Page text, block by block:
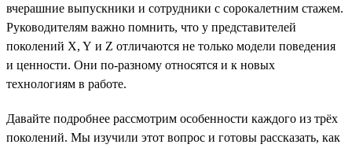
вчерашние выпускники и сотрудники с сорокалетним стажем.
Руководителям важно помнить, что у представителей
поколений X, Y и Z отличаются не только модели поведения
и ценности. Они по-разному относятся и к новых
технологиям в работе.
Давайте подробнее рассмотрим особенности каждого из трёх
поколений. Мы изучили этот вопрос и готовы рассказать, как